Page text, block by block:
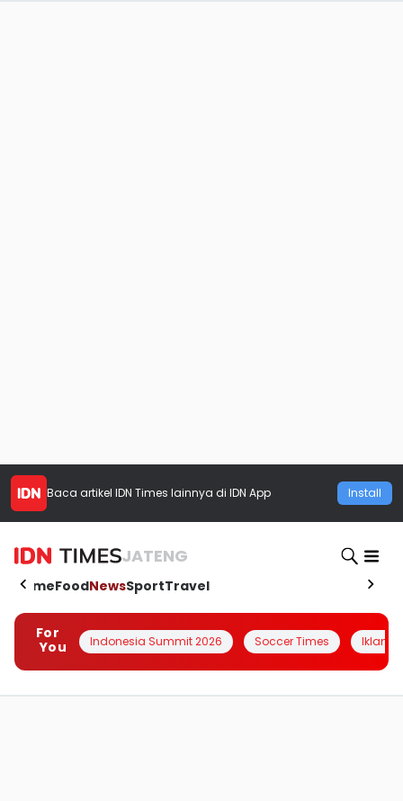
Baca artikel IDN Times lainnya di IDN App Install
JATENG
HomeFoodNewsSportTravel
For
You
Indonesia Summit 2026 Soccer Times Iklanin